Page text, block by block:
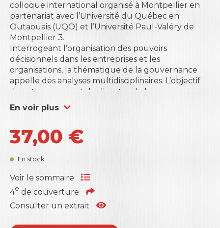
colloque international organisé à Montpellier en
partenariat avec l’Université du Québec en
Outaouais (UQO) et l’Université Paul-Valéry de
Montpellier 3.
Interrogeant l’organisation des pouvoirs
décisionnels dans les entreprises et les
organisations, la thématique de la gouvernance
appelle des analyses multidisciplinaires. L’objectif
de cet ouvrage est de discuter de la gouvernance
dans toutes ses dimensions, étant donné son
caractère polysémique et pluridimensionnel. Il est
thème de la gouvernance, et de nombreux
travaux scientifiques émanant d’associations
académiques, comme l’Association Académique
développés depuis une vingtaine d’années. Nous
proposons ici un ouvrage de recherche spécifique
hétérodoxe de la gouvernance sur le plan
En voir plus
37,00 €
En stock
Voir le sommaire
4e de couverture
Consulter un extrait